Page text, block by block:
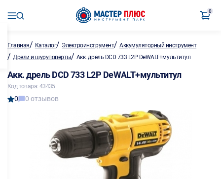
0
Главная/ Каталог/ Электроинструмент/Аккумуляторный инструмент
/ Дрели и шуруповерты/ Акк. дрель DCD 733 L2Р DeWALT+мультитул
Акк. дрель DCD 733 L2Р DeWALT+мультитул
Код товара: 43435
0 0 отзывов